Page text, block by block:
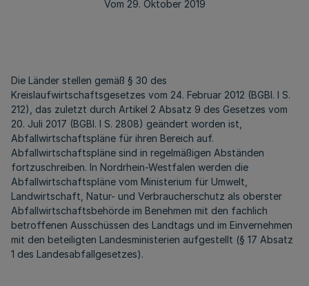
Vom 29. Oktober 2019
Die Länder stellen gemäß § 30 des
Kreislaufwirtschaftsgesetzes vom 24. Februar 2012 (BGBl. I S.
212), das zuletzt durch Artikel 2 Absatz 9 des Gesetzes vom
20. Juli 2017 (BGBl. I S. 2808) geändert worden ist,
Abfallwirtschaftspläne für ihren Bereich auf.
Abfallwirtschaftspläne sind in regelmäßigen Abständen
fortzuschreiben. In Nordrhein-Westfalen werden die
Abfallwirtschaftspläne vom Ministerium für Umwelt,
Landwirtschaft, Natur- und Verbraucherschutz als oberster
Abfallwirtschaftsbehörde im Benehmen mit den fachlich
betroffenen Ausschüssen des Landtags und im Einvernehmen
mit den beteiligten Landesministerien aufgestellt (§ 17 Absatz
1 des Landesabfallgesetzes).